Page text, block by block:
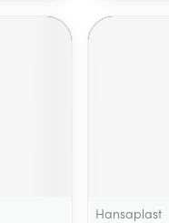
Hansaplast